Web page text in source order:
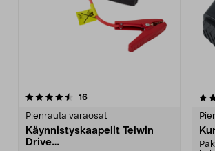
16arvostelut
Pienrauta varaosat
Käynnistyskaapelit Telwin
Drive
4.0 viidestä